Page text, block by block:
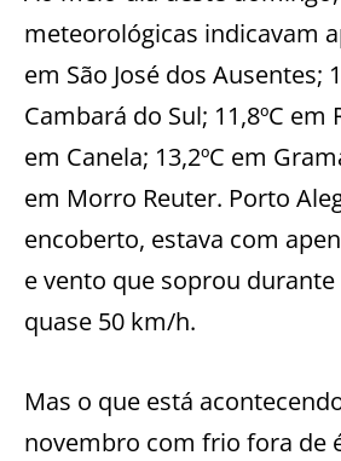
meteorológicas indicavam
em São José dos Ausentes;
Cambará do Sul; 11,8ºC em
em Canela; 13,2ºC em
em Morro Reuter. Porto
encoberto, estava com
e vento que soprou
quase 50 km/h.
Mas o que está
novembro com frio fora de